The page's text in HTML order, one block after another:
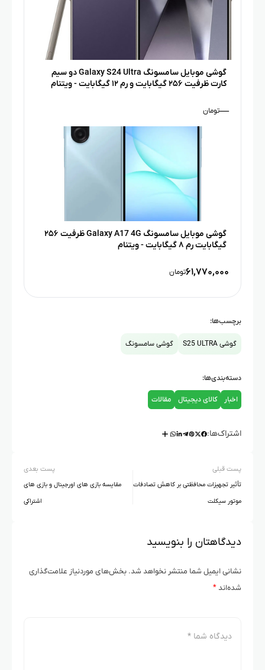
گوشی موبایل سامسونگ Galaxy S24 Ultra دو سیم
کارت ظرفیت ۲۵۶ گیگابایت و رم ۱۲ گیگابایت - ویتنام
—تومان
گوشی موبایل سامسونگ Galaxy A17 4G ظرفیت ۲۵۶
گیگابایت رم ۸ گیگابایت - ویتنام
۶۱,۷۷۰,۰۰۰تومان
برچسب‌ها:
گوشی S25 ULTRA گوشی سامسونگ
دسته‌بندی‌ها:
اخبار کالای دیجیتال مقالات
اشتراک‌ها:
پست قبلی
تأثیر تجهیزات محافظتی بر کاهش تصادفات
موتور سیکلت
پست بعدی
مقایسه بازی های اورجینال و بازی های
اشتراکی
دیدگاهتان را بنویسید
نشانی ایمیل شما منتشر نخواهد شد. بخش‌های موردنیاز علامت‌گذاری
شده‌اند*